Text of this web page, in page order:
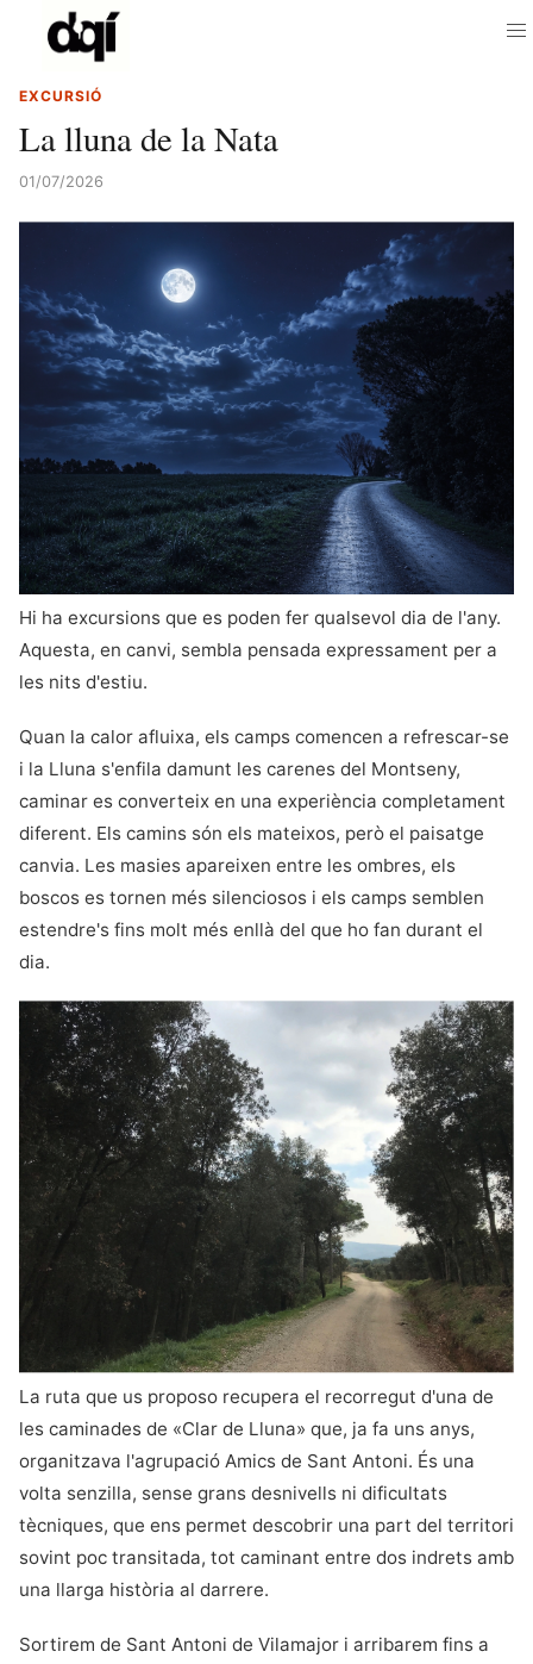
EXCURSIÓ
La lluna de la Nata
01/07/2026
Hi ha excursions que es poden fer qualsevol dia de l'any.
Aquesta, en canvi, sembla pensada expressament per a
les nits d'estiu.
Quan la calor afluixa, els camps comencen a refrescar-se
i la Lluna s'enfila damunt les carenes del Montseny,
caminar es converteix en una experiència completament
diferent. Els camins són els mateixos, però el paisatge
canvia. Les masies apareixen entre les ombres, els
boscos es tornen més silenciosos i els camps semblen
estendre's fins molt més enllà del que ho fan durant el
dia.
La ruta que us proposo recupera el recorregut d'una de
les caminades de «Clar de Lluna» que, ja fa uns anys,
organitzava l'agrupació Amics de Sant Antoni. És una
volta senzilla, sense grans desnivells ni dificultats
tècniques, que ens permet descobrir una part del territori
sovint poc transitada, tot caminant entre dos indrets amb
una llarga història al darrere.
Sortirem de Sant Antoni de Vilamajor i arribarem fins a